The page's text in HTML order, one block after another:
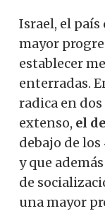
Israel, el
mayor
establecer
enterradas.
radica en
extenso, el
debajo de
y que
de
una mayor